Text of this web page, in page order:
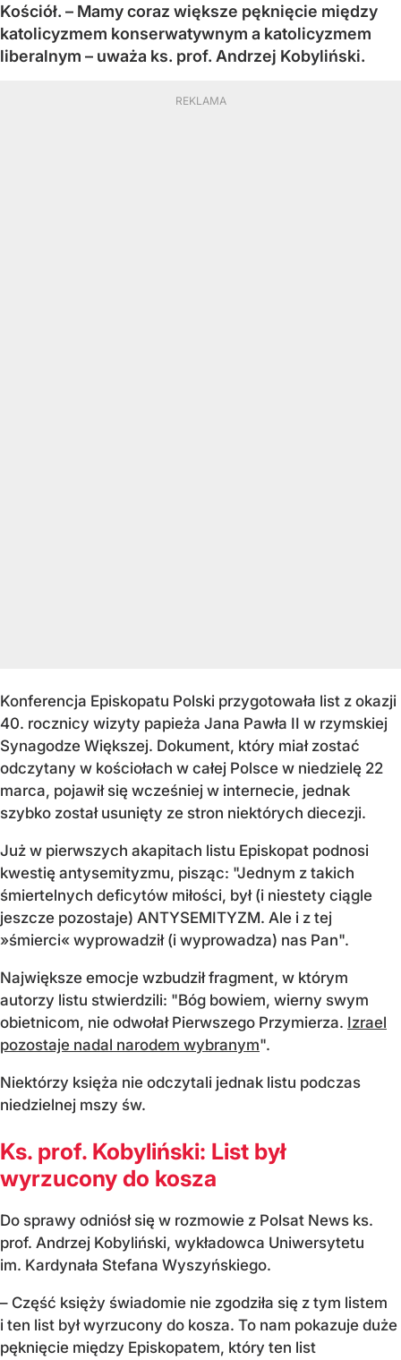
Kościół. – Mamy coraz większe pęknięcie między
katolicyzmem konserwatywnym a katolicyzmem
liberalnym – uważa ks. prof. Andrzej Kobyliński.
Konferencja Episkopatu Polski przygotowała list z okazji
40. rocznicy wizyty papieża Jana Pawła II w rzymskiej
Synagodze Większej. Dokument, który miał zostać
odczytany w kościołach w całej Polsce w niedzielę 22
marca, pojawił się wcześniej w internecie, jednak
szybko został usunięty ze stron niektórych diecezji.
Już w pierwszych akapitach listu Episkopat podnosi
kwestię antysemityzmu, pisząc: "Jednym z takich
śmiertelnych deficytów miłości, był (i niestety ciągle
jeszcze pozostaje) ANTYSEMITYZM. Ale i z tej
»śmierci« wyprowadził (i wyprowadza) nas Pan".
Największe emocje wzbudził fragment, w którym
autorzy listu stwierdzili: "Bóg bowiem, wierny swym
obietnicom, nie odwołał Pierwszego Przymierza. Izrael
pozostaje nadal narodem wybranym".
Niektórzy księża nie odczytali jednak listu podczas
niedzielnej mszy św.
Ks. prof. Kobyliński: List był
wyrzucony do kosza
Do sprawy odniósł się w rozmowie z Polsat News ks.
prof. Andrzej Kobyliński, wykładowca Uniwersytetu
im. Kardynała Stefana Wyszyńskiego.
– Część księży świadomie nie zgodziła się z tym listem
i ten list był wyrzucony do kosza. To nam pokazuje duże
pęknięcie między Episkopatem, który ten list